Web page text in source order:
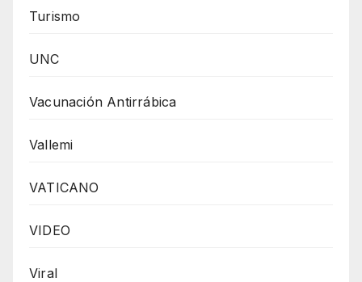
Turismo
UNC
Vacunación Antirrábica
Vallemi
VATICANO
VIDEO
Viral